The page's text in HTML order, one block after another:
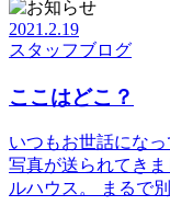
2021.2.19
スタッフブログ
ここはどこ？
いつもお世話にな
写真が送られてき
ルハウス。 まるで